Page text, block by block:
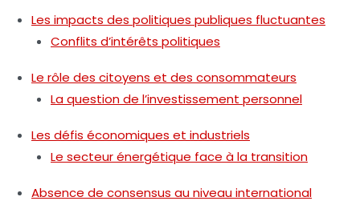
Les impacts des politiques publiques fluctuantes
Conflits d’intérêts politiques
Le rôle des citoyens et des consommateurs
La question de l’investissement personnel
Les défis économiques et industriels
Le secteur énergétique face à la transition
Absence de consensus au niveau international